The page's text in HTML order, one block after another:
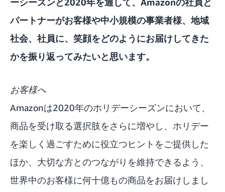
パートナーがお客様や中小規模の事業者様、地域
社会、社員に、笑顔をどのようにお届けしてきた
かを振り返ってみたいと思います。
お客様へ
Amazonは2020年のホリデーシーズンにおいて、
商品を受け取る選択肢をさらに増やし、ホリデー
を楽しく過ごすために役立つヒントをご提供した
ほか、大切な方とのつながりを維持できるよう、
世界中のお客様に何十億もの商品をお届けしまし